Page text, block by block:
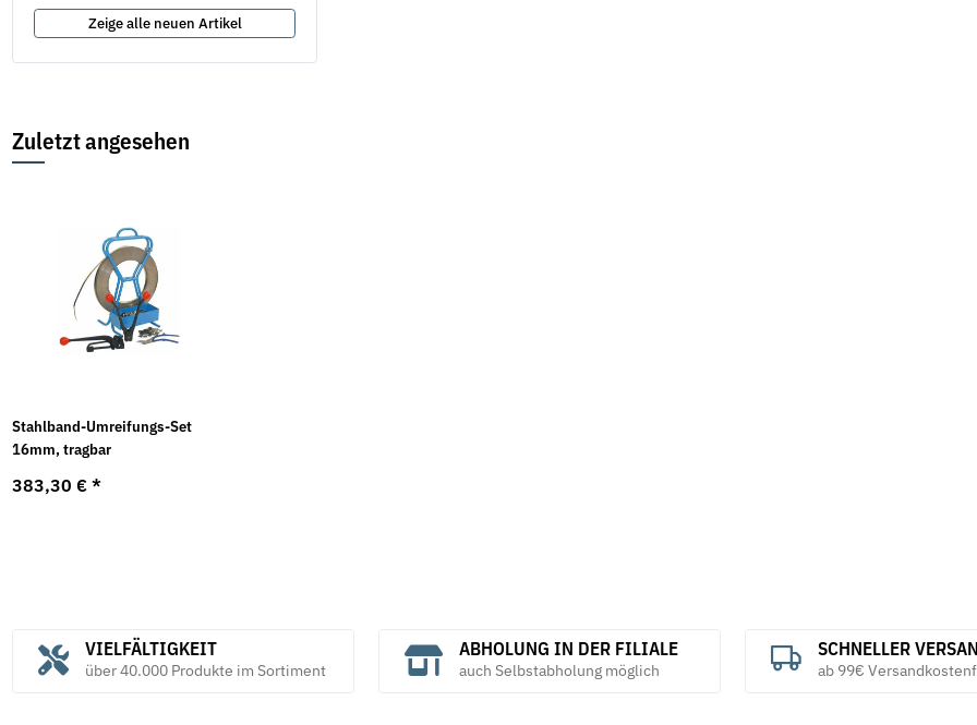
Zeige alle neuen Artikel
Zuletzt angesehen
Stahlband-Umreifungs-Set
16mm, tragbar
383,30 €*
VIELFÄLTIGKEIT
über 40.000 Produkte im Sortiment
ABHOLUNG IN DER FILIALE
auch Selbstabholung möglich
SCHNELLER
ab 99€